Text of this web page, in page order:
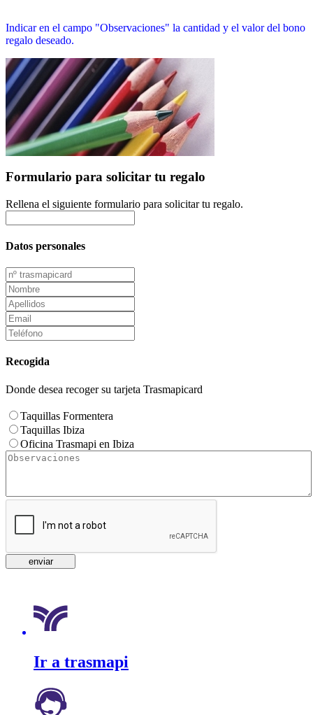
Indicar en el campo "Observaciones" la cantidad y el valor del bono
regalo deseado.
Formulario para solicitar tu regalo
Rellena el siguiente formulario para solicitar tu regalo.
Datos personales
Recogida
Donde desea recoger su tarjeta Trasmapicard
Taquillas Formentera
Taquillas Ibiza
Oficina Trasmapi en Ibiza
Ir a trasmapi